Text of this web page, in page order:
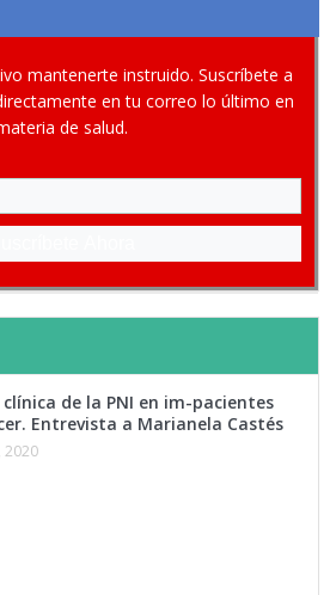
mantenerte instruido. Suscríbete a
en tu correo lo último en
de salud.
de la PNI en im-pacientes
Entrevista a Marianela Castés
2020